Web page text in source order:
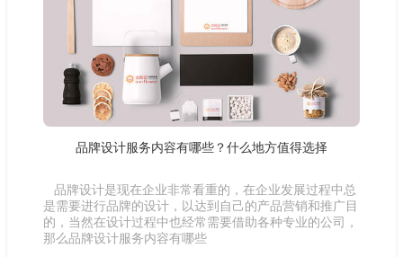
品牌设计服务内容有哪些？什么地方值得选择
品牌设计是现在企业非常看重的，在企业发展过程中总
是需要进行品牌的设计，以达到自己的产品营销和推广目
的，当然在设计过程中也经常需要借助各种专业的公司，
那么品牌设计服务内容有哪些